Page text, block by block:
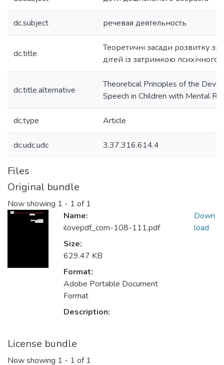
dc.subject речевая деятельность
dc.title
Теоретичні засади розвитку
дітей із затримкою психічного
dc.title.alternative
Theoretical Principles of the
Speech in Children with Mental
dc.type Article
dc.udc.udc 3.37.316.614.4
Files
Original bundle
Now showing 1 - 1 of 1
Name:
ilovepdf_com-108-111.pdf
Size:
629.47 KB
Format:
Adobe Portable Document
Format
Description:
Down
load
License bundle
Now showing 1 - 1 of 1